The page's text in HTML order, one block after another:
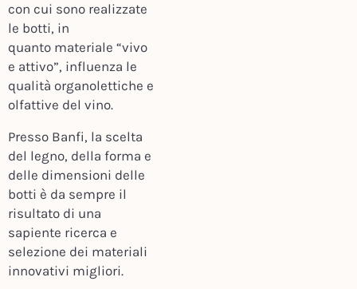
con cui sono realizzate
le botti, in
quanto materiale “vivo
e attivo”, influenza le
qualità organolettiche e
olfattive del vino.
Presso Banfi, la scelta
del legno, della forma e
delle dimensioni delle
botti è da sempre il
risultato di una
sapiente ricerca e
selezione dei materiali
innovativi migliori.